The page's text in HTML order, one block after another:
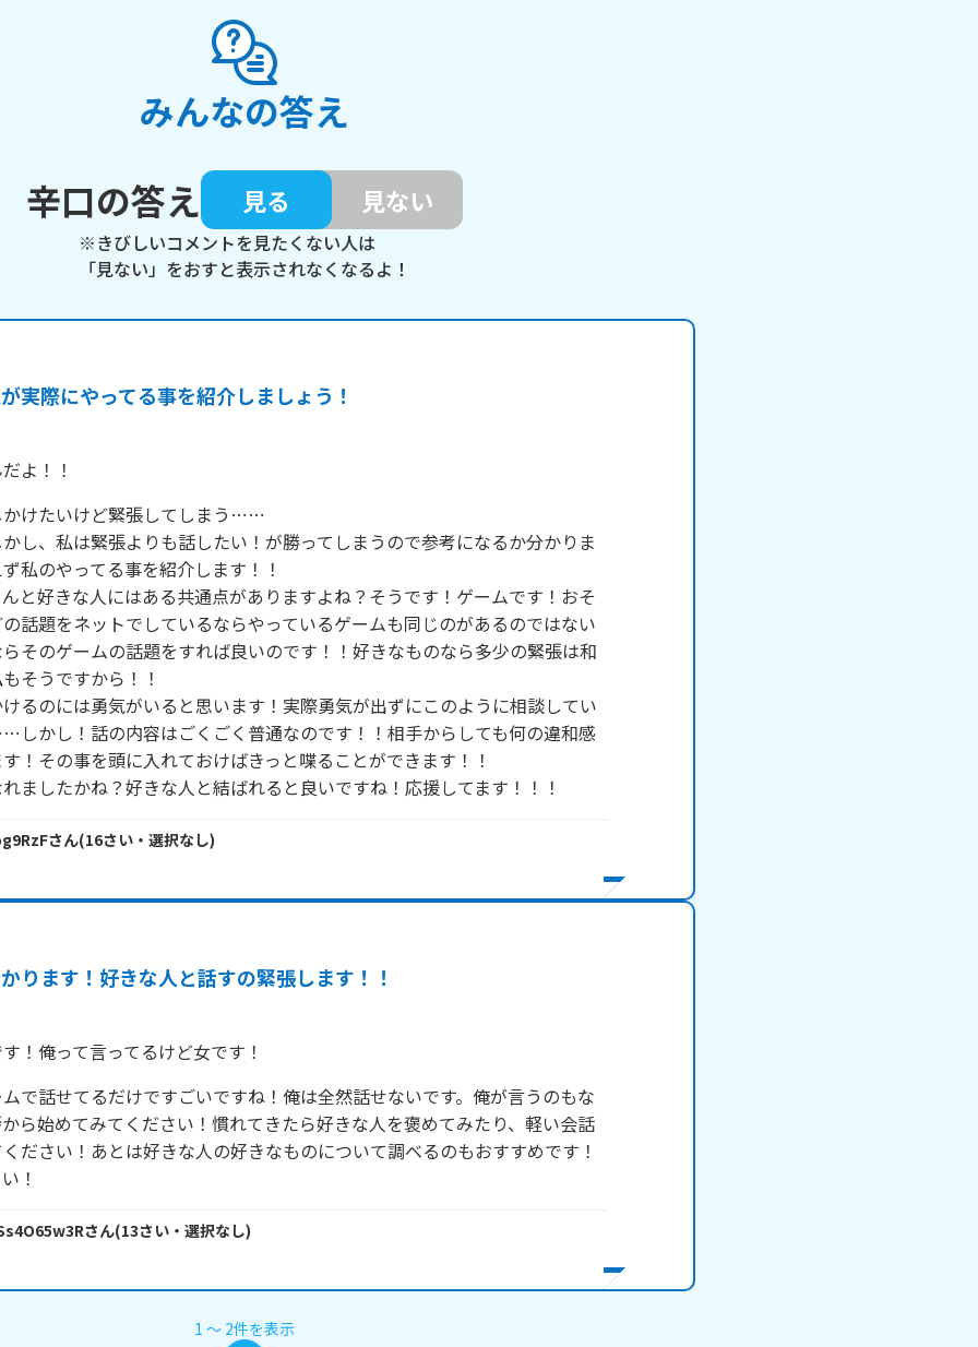
みんなの答え
辛口の答え
見る 見ない
※きびしいコメントを見たくない人は
「見ない」をおすと表示されなくなるよ！
実際にやってる事を紹介しましょう！
よ！！
かけたいけど緊張してしまう⋯⋯
し、私は緊張よりも話したい！が勝ってしまうので参考になるか分かりま
私のやってる事を紹介します！！
と好きな人にはある共通点がありますよね？そうです！ゲームです！おそ
話題をネットでしているならやっているゲームも同じのがあるのではない
そのゲームの話題をすれば良いのです！！好きなものなら多少の緊張は和
そうですから！！
るのには勇気がいると思います！実際勇気が出ずにこのように相談してい
しかし！話の内容はごくごく普通なのです！！相手からしても何の違和感
！その事を頭に入れておけばきっと喋ることができます！！
ましたかね？好きな人と結ばれると良いですね！応援してます！！！
さん(16さい・ 選択なし)
ります！好きな人と話すの緊張します！！
！俺って言ってるけど女です！
で話せてるだけですごいですね！俺は全然話せないです。俺が言うのもな
ら始めてみてください！慣れてきたら好きな人を褒めてみたり、軽い会話
ださい！あとは好きな人の好きなものについて調べるのもおすすめです！
！
さん(13さい・ 選択なし)
1 〜 2件を表示